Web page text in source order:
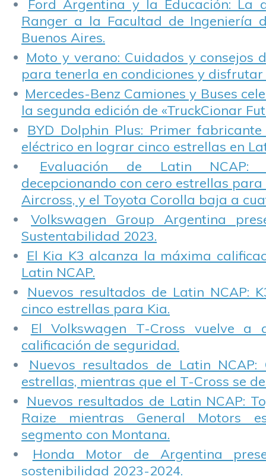
Ford Argentina y la Educación: La
Ranger a la Facultad de Ingeniería
Buenos Aires.
Moto y verano: Cuidados y consejos
para tenerla en condiciones y disfrutar
Mercedes-Benz Camiones y Buses
la segunda edición de «TruckCionar
BYD Dolphin Plus: Primer
eléctrico en lograr cinco estrellas en
Evaluación de Latin NCAP:
decepcionando con cero estrellas para
Aircross, y el Toyota Corolla baja a
Volkswagen Group Argentina
Sustentabilidad 2023.
El Kia K3 alcanza la máxima
Latin NCAP.
Nuevos resultados de Latin NCAP:
cinco estrellas para Kia.
El Volkswagen T-Cross vuelve a
calificación de seguridad.
Nuevos resultados de Latin NCAP:
estrellas, mientras que el T-Cross se
Nuevos resultados de Latin NCAP:
Raize mientras General Motors
segmento con Montana.
Honda Motor de Argentina
sostenibilidad 2023-2024.